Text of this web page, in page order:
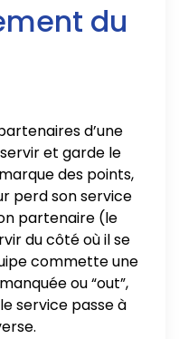
du
d’une
et garde le
des points,
perd son service
partenaire (le
du côté où il se
commette une
ou “out”,
service passe à